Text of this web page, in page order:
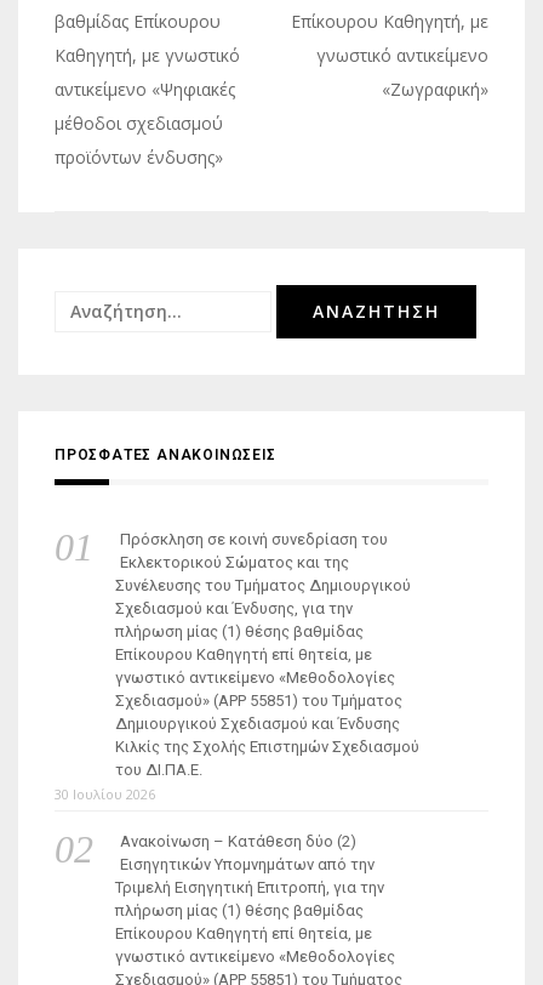
βαθμίδας Επίκουρου
Καθηγητή, με γνωστικό
αντικείμενο «Ψηφιακές
μέθοδοι σχεδιασμού
προϊόντων ένδυσης»
Επίκουρου Καθηγητή, με
γνωστικό αντικείμενο
«Ζωγραφική»
Αναζήτηση
ΠΡΟΣΦΑΤΕΣ ΑΝΑΚΟΙΝΩΣΕΙΣ
Πρόσκληση σε κοινή συνεδρίαση του
Εκλεκτορικού Σώματος και της
Συνέλευσης του Τμήματος Δημιουργικού
Σχεδιασμού και Ένδυσης, για την
πλήρωση μίας (1) θέσης βαθμίδας
Επίκουρου Καθηγητή επί θητεία, με
γνωστικό αντικείμενο «Μεθοδολογίες
Σχεδιασμού» (ΑΡΡ 55851) του Τμήματος
Δημιουργικού Σχεδιασμού και Ένδυσης
Κιλκίς της Σχολής Επιστημών Σχεδιασμού
του ΔΙ.ΠΑ.Ε.
30 Ιουλίου 2026
Ανακοίνωση – Κατάθεση δύο (2)
Εισηγητικών Υπομνημάτων από την
Τριμελή Εισηγητική Επιτροπή, για την
πλήρωση μίας (1) θέσης βαθμίδας
Επίκουρου Καθηγητή επί θητεία, με
γνωστικό αντικείμενο «Μεθοδολογίες
Σχεδιασμού» (ΑΡΡ 55851) του Τμήματος